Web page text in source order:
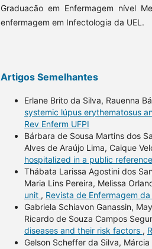
Graduacão em Enfermagem nível
enfermagem em Infectologia da UEL.
Artigos Semelhantes
Erlane Brito da Silva, Rauenna
systemic lúpus erythematosus
Rev Enferm UFPI
Bárbara de Sousa Martins dos
Alves de Araújo Lima, Caique
hospitalized in a public
Thábata Larissa Agostini dos
Maria Lins Pereira, Melissa
unit , Revista de Enfermagem
Gabriela Schiavon Ganassin,
Ricardo de Souza Campos
diseases and their risk factors ,
Gelson Scheffer da Silva,